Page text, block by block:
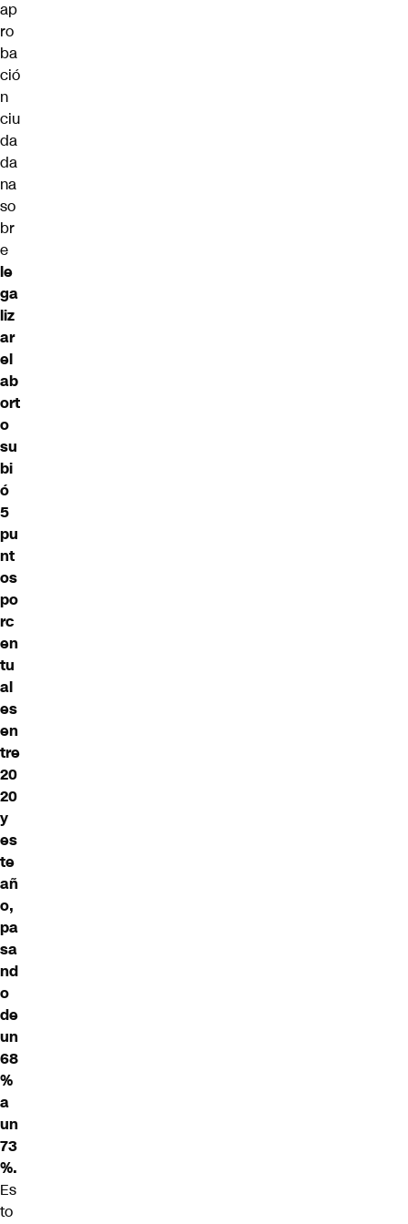
ap
ro
ba
ció
n
ciu
da
da
na
so
br
e
le
ga
liz
ar
el
ab
ort
o
su
bi
ó
5
pu
nt
os
po
rc
en
tu
al
es
en
tre
20
20
y
es
te
añ
o,
pa
sa
nd
o
de
un
68
%
a
un
73
%.
Es
to